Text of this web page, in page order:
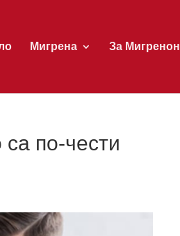
Мигрена За Мигренон
по-чести